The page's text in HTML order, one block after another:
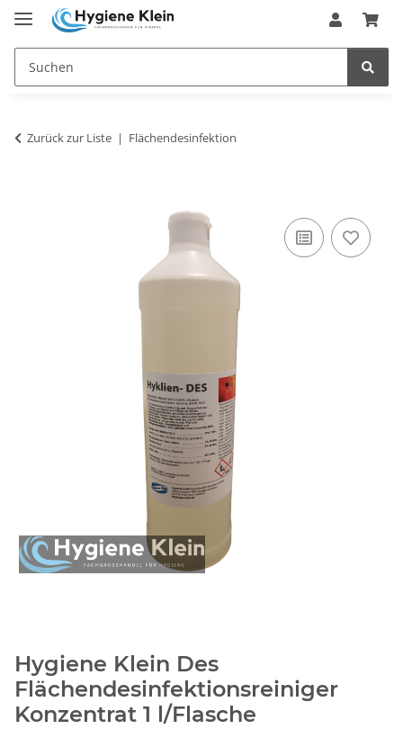
Zurück zur Liste Flächendesinfektion
Hygiene Klein Des
Flächendesinfektionsreiniger
Konzentrat 1 l/Flasche